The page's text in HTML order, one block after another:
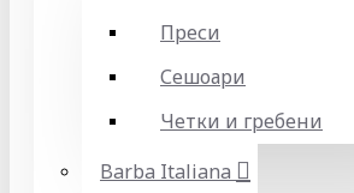
Преси
Сешоари
Четки и гребени
Barba Italiana